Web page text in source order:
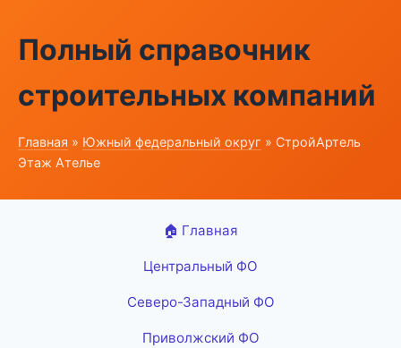
Полный справочник
строительных компаний
Главная » Южный федеральный округ » СтройАртель
Этаж Ателье
🏠 Главная
Центральный ФО
Северо-Западный ФО
Приволжский ФО